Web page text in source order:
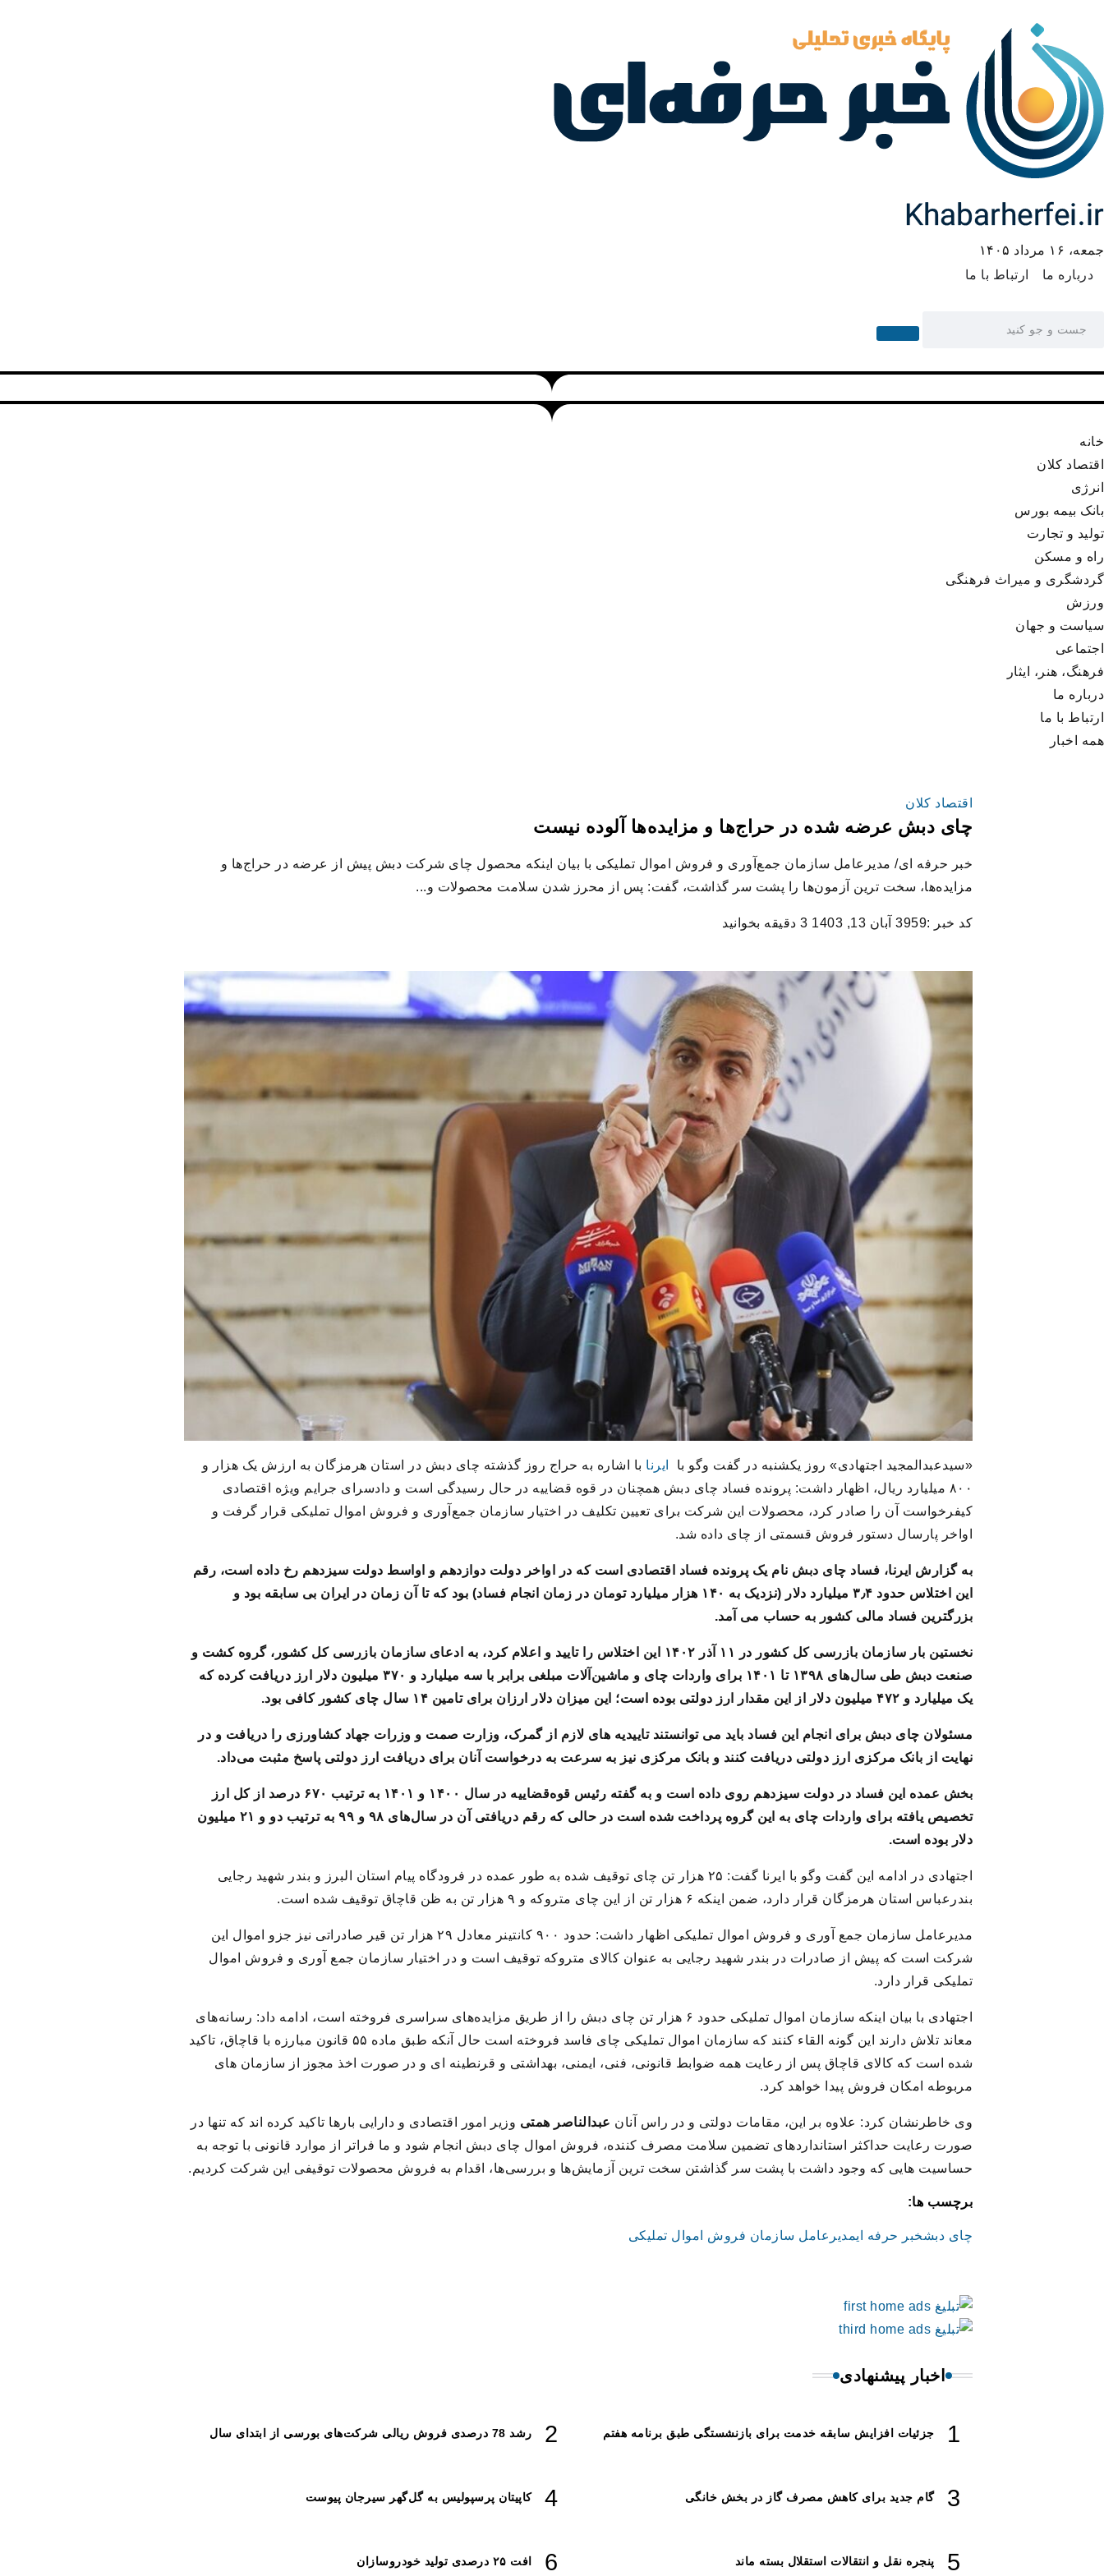
جمعه، ۱۶ مرداد ۱۴۰۵
درباره ما
ارتباط با ما
خانه
اقتصاد کلان
انرژی
بانک بیمه بورس
تولید و تجارت
راه و مسکن
گردشگری و میراث فرهنگی
ورزش
سیاست و جهان
اجتماعی
فرهنگ، هنر، ایثار
درباره ما
ارتباط با ما
همه اخبار
اقتصاد کلان
چای دبش عرضه شده در حراج‌ها و مزایده‌ها آلوده نیست
خبر حرفه ای/ مدیرعامل سازمان جمع‌آوری و فروش اموال تملیکی با بیان اینکه محصول چای شرکت دبش پیش از عرضه در حراج‌ها و
مزایده‌ها، سخت ترین آزمون‌ها را پشت سر گذاشت، گفت: پس از محرز شدن سلامت محصولات و...
کد خبر :3959 آبان 13, 1403 3 دقیقه بخوانید
«سیدعبدالمجید اجتهادی» روز یکشنبه در گفت وگو با ایرنا با اشاره به حراج روز گذشته چای دبش در استان هرمزگان به ارزش یک هزار و
۸۰۰ میلیارد ریال، اظهار داشت: پرونده فساد چای دبش همچنان در قوه قضاییه در حال رسیدگی است و دادسرای جرایم ویژه اقتصادی
کیفرخواست آن را صادر کرد، محصولات این شرکت برای تعیین تکلیف در اختیار سازمان جمع‌آوری و فروش اموال تملیکی قرار گرفت و
اواخر پارسال دستور فروش قسمتی از چای داده شد.
به گزارش ایرنا، فساد چای دبش نام یک پرونده فساد اقتصادی است که در اواخر دولت دوازدهم و اواسط دولت سیزدهم رخ داده است، رقم
این اختلاس حدود ۳٫۴ میلیارد دلار (نزدیک به ۱۴۰ هزار میلیارد تومان در زمان انجام فساد) بود که تا آن زمان در ایران بی سابقه بود و
بزرگترین فساد مالی کشور به حساب می آمد.
نخستین بار سازمان بازرسی کل کشور در ۱۱ آذر ۱۴۰۲ این اختلاس را تایید و اعلام کرد، به ادعای سازمان بازرسی کل کشور، گروه کشت و
صنعت دبش طی سال‌های ۱۳۹۸ تا ۱۴۰۱ برای واردات چای و ماشین‌آلات مبلغی برابر با سه میلیارد و ۳۷۰ میلیون دلار ارز دریافت کرده که
یک میلیارد و ۴۷۲ میلیون دلار از این مقدار ارز دولتی بوده است؛ این میزان دلار ارزان برای تامین ۱۴ سال چای کشور کافی بود.
مسئولان چای دبش برای انجام این فساد باید می توانستند تاییدیه های لازم از گمرک، وزارت صمت و وزرات جهاد کشاورزی را دریافت و در
نهایت از بانک مرکزی ارز دولتی دریافت کنند و بانک مرکزی نیز به سرعت به درخواست آنان برای دریافت ارز دولتی پاسخ مثبت می‌داد.
بخش عمده این فساد در دولت سیزدهم روی‌ داده است و به گفته رئیس قوه‌قضاییه در سال ۱۴۰۰ و ۱۴۰۱ به‌ ترتیب ۶۷۰ درصد از کل ارز
تخصیص‌ یافته برای واردات چای به این گروه پرداخت شده است در حالی‌ که رقم دریافتی آن در سال‌های ۹۸ و ۹۹ به ترتیب دو و ۲۱ میلیون
دلار بوده است.
اجتهادی در ادامه این گفت وگو با ایرنا گفت: ۲۵ هزار تن چای توقیف شده به طور عمده در فرودگاه پیام استان البرز و بندر شهید رجایی
بندرعباس استان هرمزگان قرار دارد، ضمن اینکه ۶ هزار تن از این چای متروکه و ۹ هزار تن به ظن قاچاق توقیف شده است.
مدیرعامل سازمان جمع آوری و فروش اموال تملیکی اظهار داشت: حدود ۹۰۰ کانتینر معادل ۲۹ هزار تن قیر صادراتی نیز جزو اموال این
شرکت است که پیش از صادرات در بندر شهید رجایی به عنوان کالای متروکه توقیف است و در اختیار سازمان جمع آوری و فروش اموال
تملیکی قرار دارد.
اجتهادی با بیان اینکه سازمان اموال تملیکی حدود ۶ هزار تن چای دبش را از طریق مزایده‌های سراسری فروخته است، ادامه داد: رسانه‌های
معاند تلاش دارند این گونه القاء کنند که سازمان اموال تملیکی چای فاسد فروخته است حال آنکه طبق ماده ۵۵ قانون مبارزه با قاچاق، تاکید
شده است که کالای قاچاق پس از رعایت همه ضوابط قانونی، فنی، ایمنی، بهداشتی و قرنطینه ای و در صورت اخذ مجوز از سازمان های
مربوطه امکان فروش پیدا خواهد کرد.
وی خاطرنشان کرد: علاوه بر این، مقامات دولتی و در راس آنان عبدالناصر همتی وزیر امور اقتصادی و دارایی بارها تاکید کرده اند که تنها در
صورت رعایت حداکثر استانداردهای تضمین سلامت مصرف کننده، فروش اموال چای دبش انجام شود و ما فراتر از موارد قانونی با توجه به
حساسیت هایی که وجود داشت با پشت سر گذاشتن سخت ترین آزمایش‌ها و بررسی‌ها، اقدام به فروش محصولات توقیفی این شرکت کردیم.
برچسب ها:
چای دبشخبر حرفه ایمدیرعامل سازمان فروش اموال تملیکی
اخبار پیشنهادی
جزئیات افزایش سابقه خدمت برای بازنشستگی طبق برنامه هفتم رشد 78 درصدی فروش ریالی شرکت‌های بورسی از ابتدای سال
گام جدید برای کاهش مصرف گاز در بخش خانگی کاپیتان پرسپولیس به گل‌گهر سیرجان پیوست
پنجره‌ نقل و انتقالات استقلال بسته ماند افت ۲۵ درصدی تولید خودروسازان